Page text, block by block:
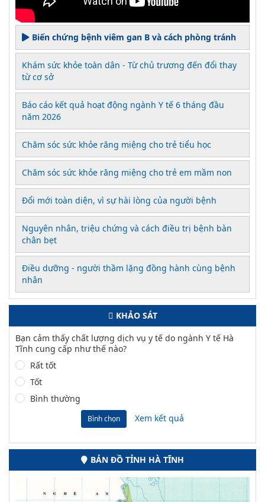
Biến chứng bệnh viêm gan B và cách phòng tránh
Khám sức khỏe toàn dân - Từ chủ trương đến đổi thay
từ cơ sở
Báo cáo kết quả hoạt động ngành Y tế 6 tháng đầu
năm 2026
Chăm sóc sức khỏe răng miệng cho trẻ tiểu học
Chăm sóc sức khỏe răng miệng cho trẻ em mầm non
Đổi mới toàn diện, vì sự hài lòng của người bệnh
Nguyên nhân, triệu chứng và cách điều trị bệnh bàn
chân bẹt
Điều dưỡng - người thầm lặng đồng hành cùng bệnh
nhân
KHẢO SÁT
Bạn cảm thấy chất lượng dịch vụ y tế do ngành Y tế Hà
Tĩnh cung cấp như thế nào?
Rất tốt
Tốt
Bình thường
Bình chọn Xem kết quả
BẢN ĐỒ TỈNH HÀ TĨNH